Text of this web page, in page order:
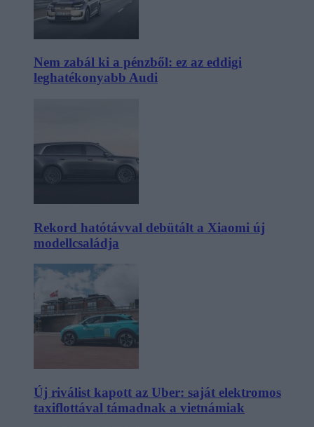
Nem zabál ki a pénzből: ez az eddigi
leghatékonyabb Audi
Rekord hatótávval debütált a Xiaomi új
modellcsaládja
Új riválist kapott az Uber: saját elektromos
taxiflottával támadnak a vietnámiak